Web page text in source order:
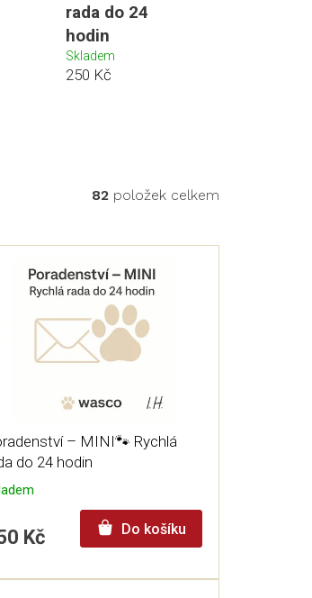
rada do 24
hodin
Skladem
250 Kč
82 položek celkem
– MINI🐾 Rychlá
do 24 hodin
Kč Do košíku